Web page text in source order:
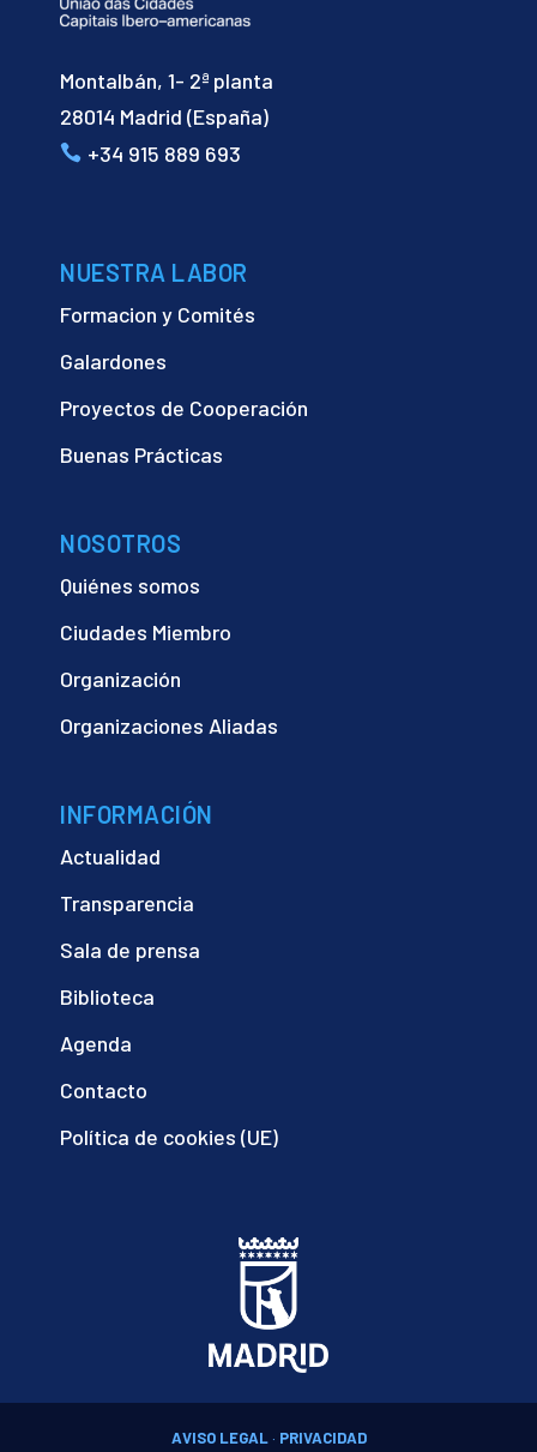
Montalbán, 1- 2ª planta
28014 Madrid (España)
+34 915 889 693
NUESTRA LABOR
Formacion y Comités
Galardones
Proyectos de Cooperación
Buenas Prácticas
NOSOTROS
Quiénes somos
Ciudades Miembro
Organización
Organizaciones Aliadas
INFORMACIÓN
Actualidad
Transparencia
Sala de prensa
Biblioteca
Agenda
Contacto
Política de cookies (UE)
AVISO LEGAL· PRIVACIDAD